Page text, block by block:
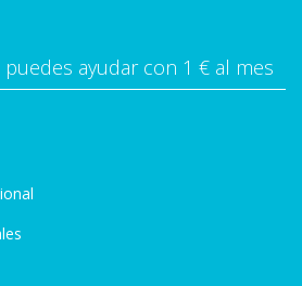
ayudar con 1 € al mes